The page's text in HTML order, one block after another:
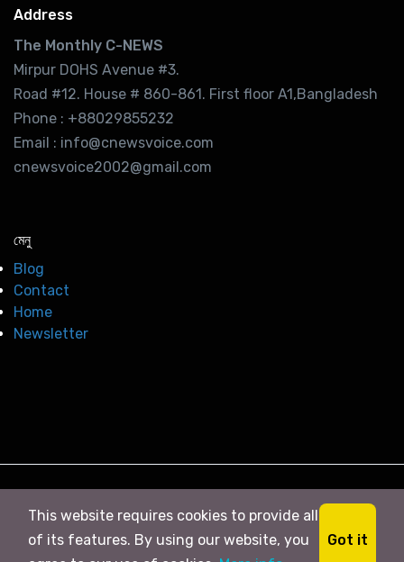
Address
The Monthly C-NEWS
Mirpur DOHS Avenue #3.
Road #12. House # 860-861. First floor A1,Bangladesh
Phone : +88029855232
Email : info@cnewsvoice.com
cnewsvoice2002@gmail.com
মেনু
Blog
Contact
Home
Newsletter
This website requires cookies to provide all
of its features. By using our website, you
Got it